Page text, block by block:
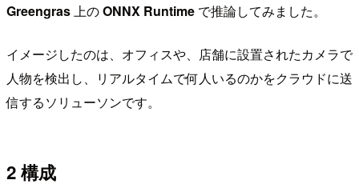
Greengras上のONNX Runtime で推論してみました。
イメージしたのは、オフィスや、店舗に設置されたカメラで
人物を検出し、リアルタイムで何人いるのかをクラウドに送
信するソリューソンです。
2 構成